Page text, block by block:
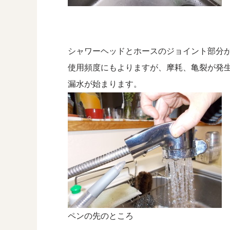
シャワーヘッドとホースのジョイント部分
使用頻度にもよりますが、摩耗、亀裂が発
漏水が始まります。
ペンの先のところ